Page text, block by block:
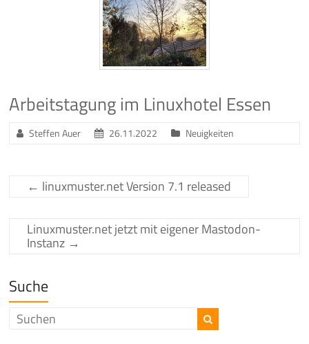
Arbeitstagung im Linuxhotel Essen
Steffen Auer 26.11.2022 Neuigkeiten
← linuxmuster.net Version 7.1 released
Linuxmuster.net jetzt mit eigener Mastodon-
Instanz →
Suche